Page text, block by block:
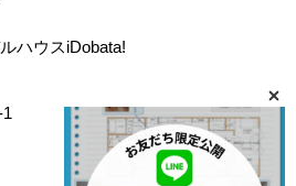
ハウスiDobata!
1